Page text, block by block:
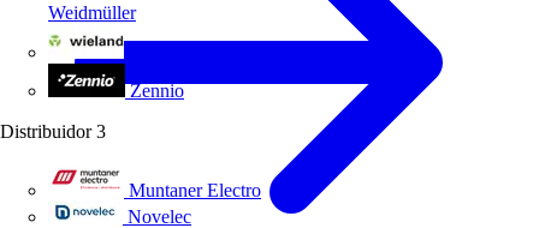
Weidmüller
Zennio
Distribuidor 3
Muntaner Electro
Novelec